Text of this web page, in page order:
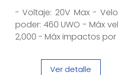
- Voltaje: 20V Max -
poder: 460 UWO - Máx
2,000 - Máx impactos por
Ver detalle